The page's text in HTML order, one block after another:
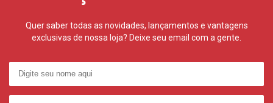
Quer saber todas as novidades, lançamentos e vantagens
exclusivas de nossa loja? Deixe seu email com a gente.